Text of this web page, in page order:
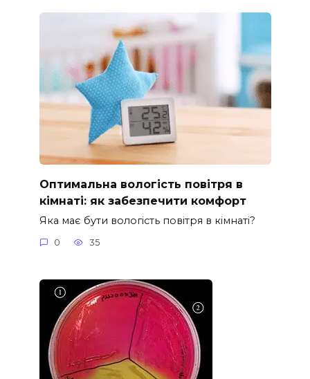
Оптимальна вологість повітря в
кімнаті: як забезпечити комфорт
Яка має бути вологість повітря в кімнаті?
0 35